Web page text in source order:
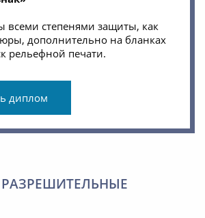
степенями защиты, как
дополнительно на бланках
рельефной печати.
диплом